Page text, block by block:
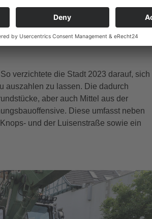
Wohnungsbauoffensive, mit der die
etwas entgegensetzen möchte.
die trotz der schwierigen
Bauvorhaben – zu bezahlbaren
verzichtete die Stadt 2023 darauf, sich
auszahlen zu lassen. Die dadurch
aber auch Mittel aus der
Diese umfasst neben
und der Luisenstraße sowie ein